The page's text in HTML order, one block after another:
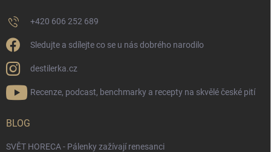
+420 606 252 689
Sledujte a sdílejte co se u nás dobrého narodilo
destilerka.cz
Recenze, podcast, benchmarky a recepty na skvělé české pití
BLOG
SVĚT HORECA - Pálenky zažívají renesanci